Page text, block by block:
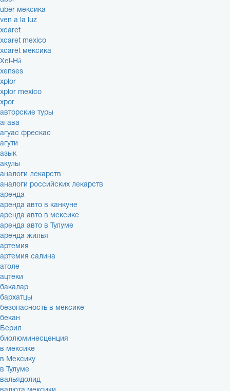
uber мексика
ven a la luz
xcaret
xcaret mexico
xcaret мексика
Xel-Há
xenses
xplor
xplor mexico
xpor
авторские туры
агава
агуас фрескас
агути
азык
акулы
аналоги лекарств
аналоги российских лекарств
аренда
аренда авто в канкуне
аренда авто в мексике
аренда авто в Тулуме
аренда жилья
артемия
артемия салина
атоле
ацтеки
бакалар
бархатцы
безопасность в мексике
бекан
Берил
биолюминесценция
в мексике
в Мексику
в Тулуме
вальядолид